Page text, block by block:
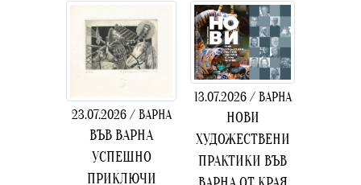
23.07.2026 / ВАРНА
ВЪВ ВАРНА
УСПЕШНО
ПРИКЛЮЧИ
13.07.2026 / ВАРНА
НОВИ
ХУДОЖЕСТВЕНИ
ПРАКТИКИ ВЪВ